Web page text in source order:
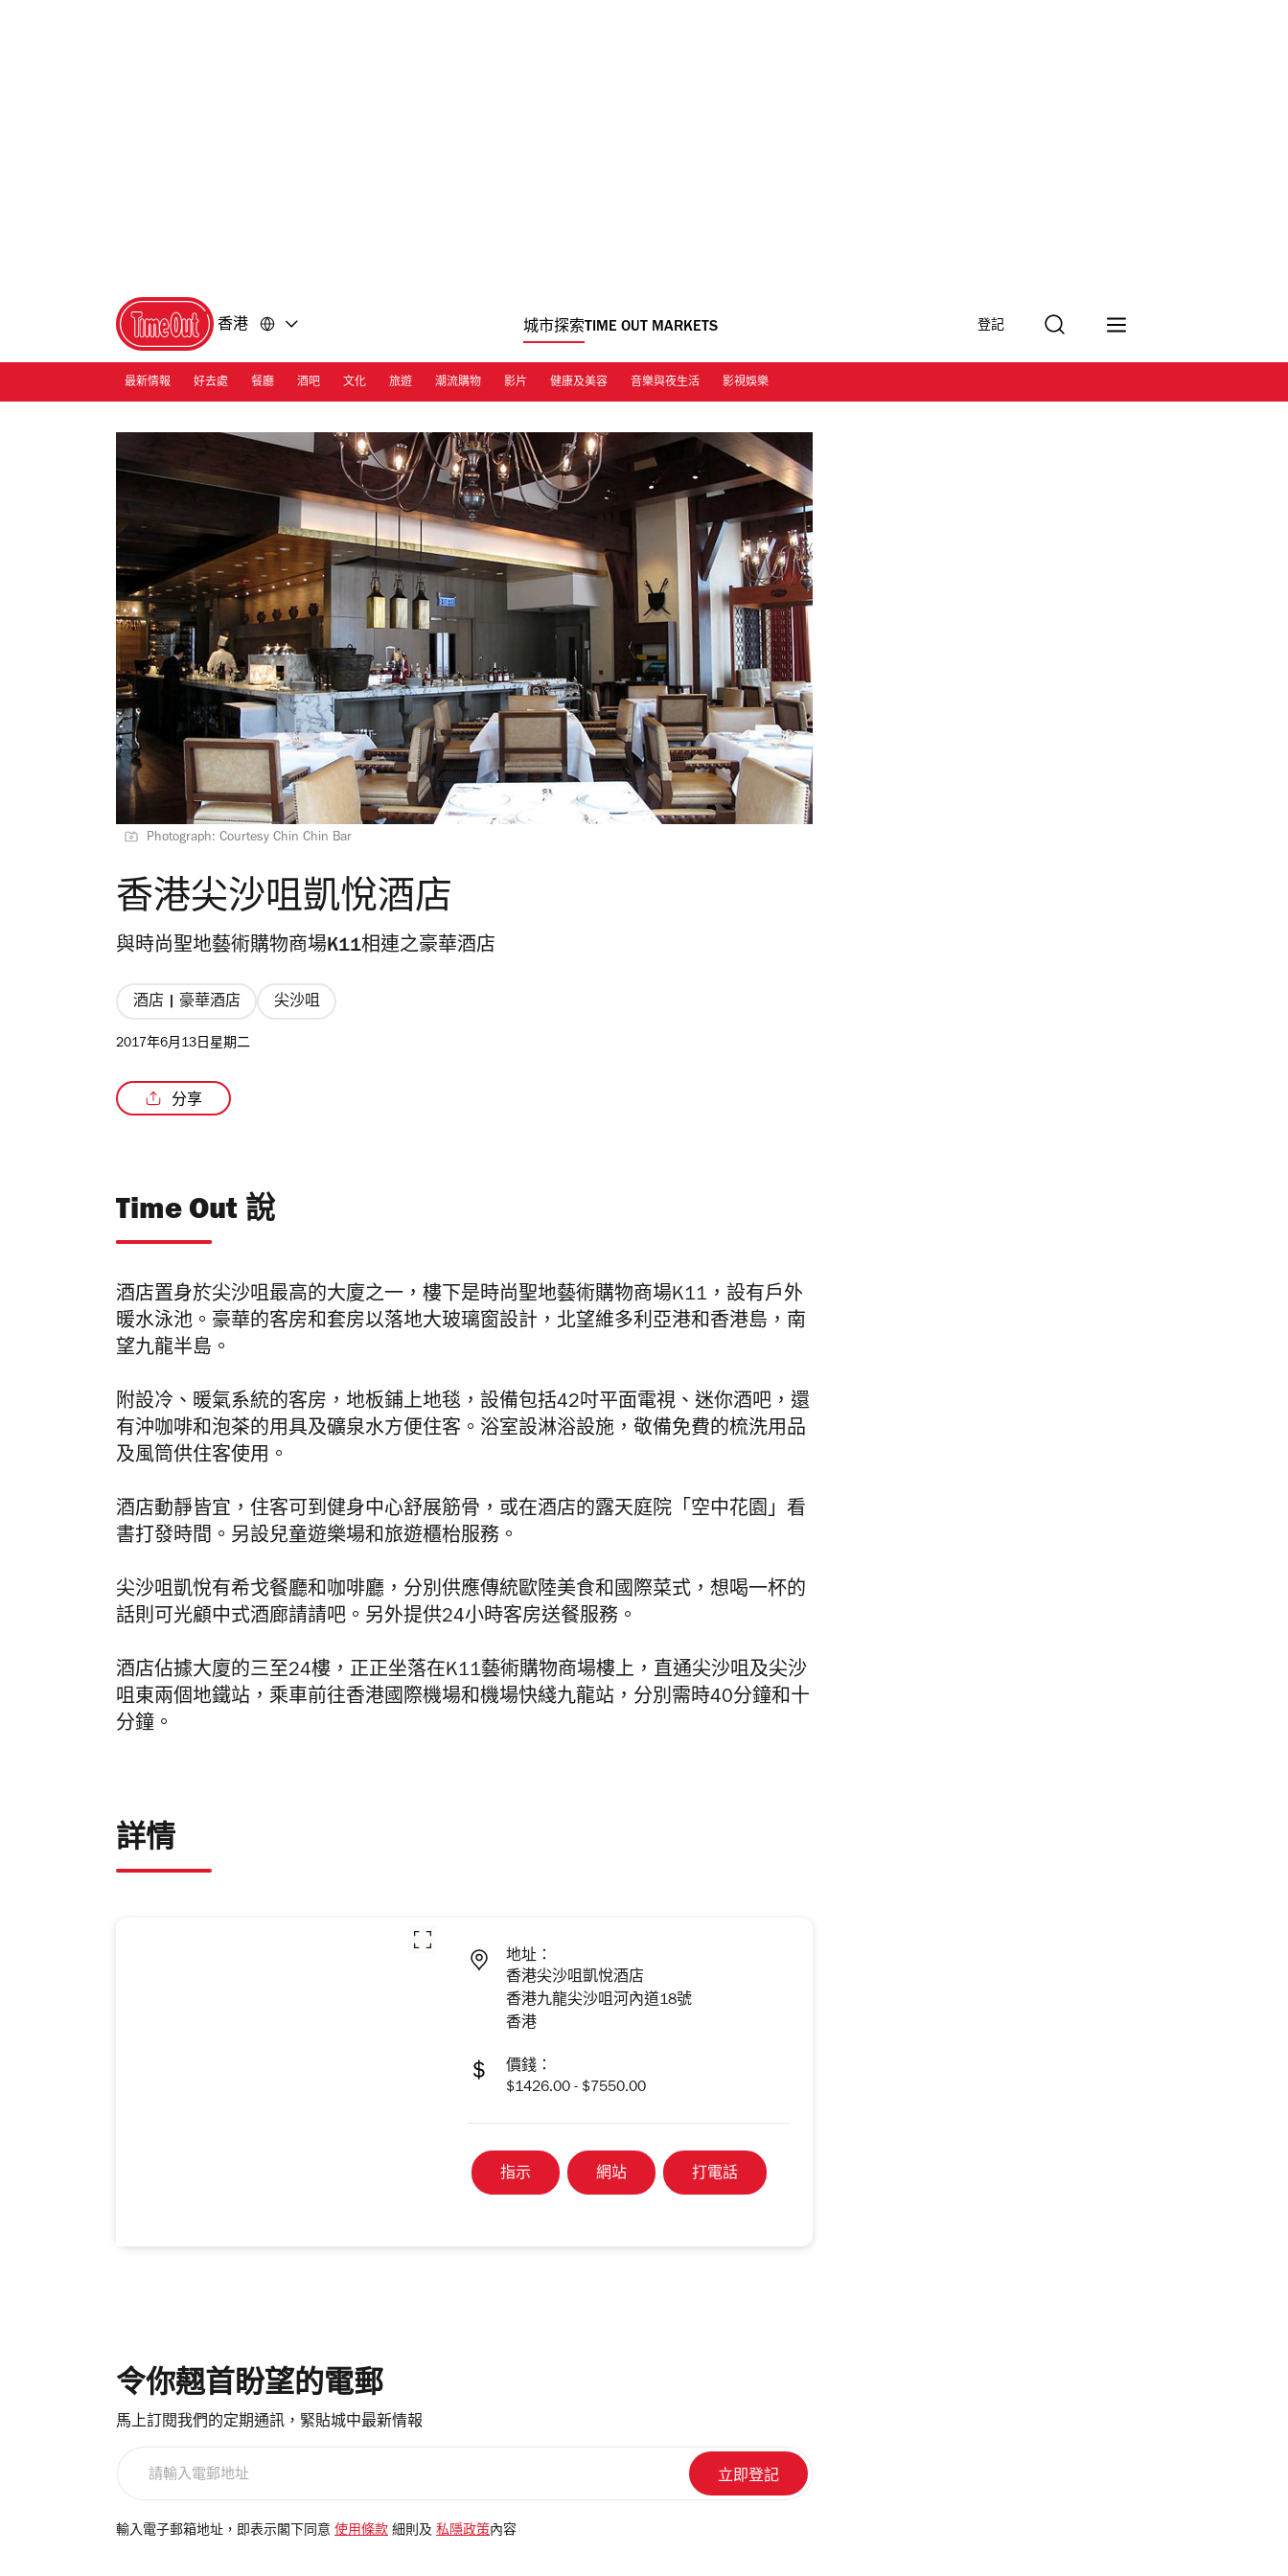
香港 城市探索TIME OUT MARKETS 登記
最新情報 好去處 餐廳 酒吧 文化 旅遊 潮流購物 影片 健康及美容 音樂與夜生活 影視娛樂
Photograph: Courtesy Chin Chin Bar
香港尖沙咀凱悅酒店
與時尚聖地藝術購物商場K11相連之豪華酒店
酒店 | 豪華酒店 尖沙咀
2017年6月13日星期二
分享
Time Out 說
酒店置身於尖沙咀最高的大廈之一，樓下是時尚聖地藝術購物商場K11，設有戶外
暖水泳池。豪華的客房和套房以落地大玻璃窗設計，北望維多利亞港和香港島，南
望九龍半島。
附設冷、暖氣系統的客房，地板鋪上地毯，設備包括42吋平面電視、迷你酒吧，還
有沖咖啡和泡茶的用具及礦泉水方便住客。浴室設淋浴設施，敬備免費的梳洗用品
及風筒供住客使用。
酒店動靜皆宜，住客可到健身中心舒展筋骨，或在酒店的露天庭院「空中花園」看
書打發時間。另設兒童遊樂場和旅遊櫃枱服務。
尖沙咀凱悅有希戈餐廳和咖啡廳，分別供應傳統歐陸美食和國際菜式，想喝一杯的
話則可光顧中式酒廊請請吧。另外提供24小時客房送餐服務。
酒店佔據大廈的三至24樓，正正坐落在K11藝術購物商場樓上，直通尖沙咀及尖沙
咀東兩個地鐵站，乘車前往香港國際機場和機場快綫九龍站，分別需時40分鐘和十
分鐘。
詳情
地址：
香港尖沙咀凱悅酒店
香港九龍尖沙咀河內道18號
香港
價錢：
$1426.00 - $7550.00
指示 網站 打電話
令你翹首盼望的電郵
馬上訂閱我們的定期通訊，緊貼城中最新情報
電
輸入電子郵箱地址，即表示閣下同意 使用條款 細則及 私隱政策 內容